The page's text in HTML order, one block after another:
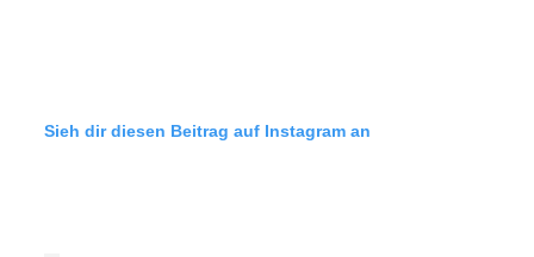
Sieh dir diesen Beitrag auf Instagram an